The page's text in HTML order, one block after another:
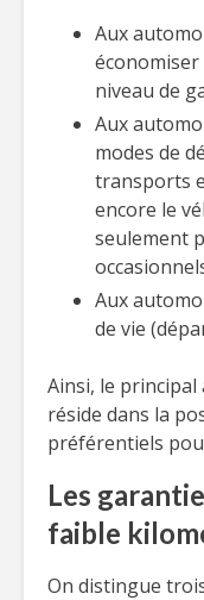
Aux
niveau de
Aux
modes de
transports
encore le
seulement
Aux
de vie
Ainsi, le
réside dans la
préférentiels
Les
faible
On distingue